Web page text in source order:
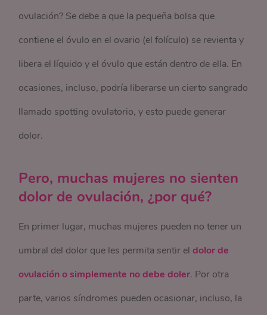
ovulación? Se debe a que la pequeña bolsa que
contiene el óvulo en el ovario (el folículo) se revienta y
libera el líquido y el óvulo que están dentro de ella. En
ocasiones, incluso, podría liberarse un cierto sangrado
llamado spotting ovulatorio, y esto puede generar
dolor.
Pero, muchas mujeres no sienten
dolor de ovulación, ¿por qué?
En primer lugar, muchas mujeres pueden no tener un
umbral del dolor que les permita sentir eldolor de
ovulación o simplemente no debe doler. Por otra
parte, varios síndromes pueden ocasionar, incluso, la